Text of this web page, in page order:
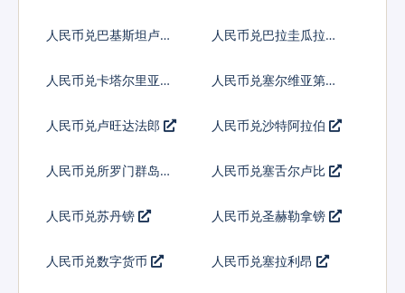
人民币兑巴基斯坦卢比 人民币兑巴拉圭瓜拉尼
人民币兑卡塔尔里亚尔
人民币兑塞尔维亚第纳
人民币兑卢旺达法郎 人民币兑沙特阿拉伯
人民币兑所罗门群岛元 人民币兑塞舌尔卢比
人民币兑苏丹镑 人民币兑圣赫勒拿镑
人民币兑数字货币 人民币兑塞拉利昂